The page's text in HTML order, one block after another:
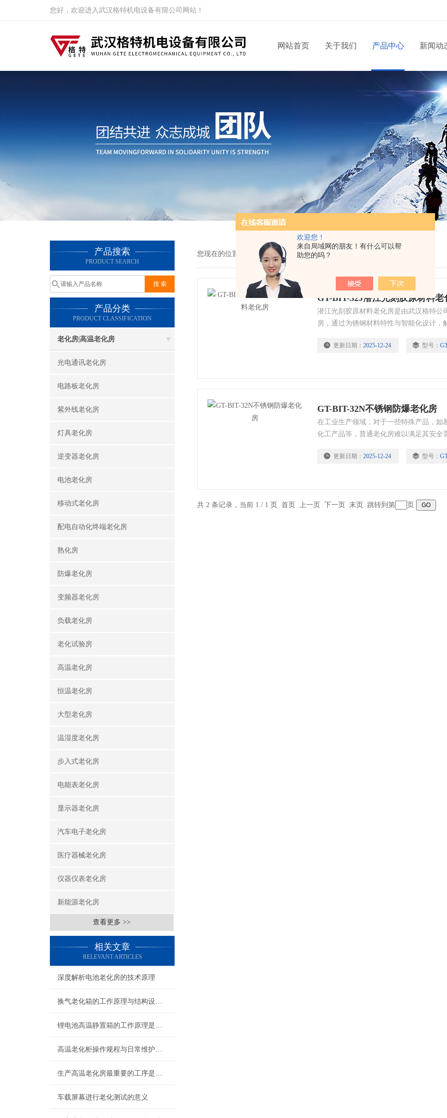
欢迎您！
来自局域网的朋友！有什么可以帮
助您的吗？
您好，欢迎进入武汉格特机电设备有限公司网站！
网站首页 关于我们 产品中心 新闻动
产品搜索
PRODUCT SEARCH
产品分类
PRODUCT CLASSIFICATION
老化房|高温老化房
光电通讯老化房
电路板老化房
紫外线老化房
灯具老化房
逆变器老化房
电池老化房
移动式老化房
配电自动化终端老化房
熟化房
防爆老化房
变频器老化房
负载老化房
老化试验房
高温老化房
恒温老化房
大型老化房
温湿度老化房
步入式老化房
电能表老化房
显示器老化房
汽车电子老化房
医疗器械老化房
仪器仪表老化房
新能源老化房
查看更多 >>
相关文章
RELEVANT ARTICLES
深度解析电池老化房的技术原理
换气老化箱的工作原理与结构设计分析
锂电池高温静置箱的工作原理是什么？
高温老化柜操作规程与日常维护保养指南：从清洁到校准的完整手册
生产高温老化房最重要的工序是什么？
车载屏幕进行老化测试的意义
您现在的位置： 首页 > 产品中心 >老化房|高温老化房
GT-BIT-32J潜江光刻胶原材料老
潜江光刻胶原材料老化房是由武汉格特公
房，通过为锈钢材料特性与智能化设计，
更新日期： 2025-12-24 型号：
GT-BIT-32N不锈钢防爆老化房
在工业生产领域，对于一些特殊产品，如
化工产品等，普通老化房难以满足其安全
更新日期： 2025-12-24 型号：
共 2 条记录，当前 1 / 1 页 首页 上一页 下一页 末页 跳转到第 页